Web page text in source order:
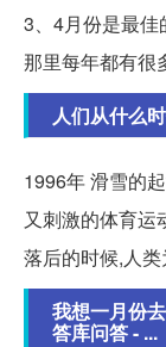
3、4月份是最佳
那里每年都有很
人们从什么
1996年 滑雪的
又刺激的体育运
落后的时候,人类
我想一月份
答库问答 - ...